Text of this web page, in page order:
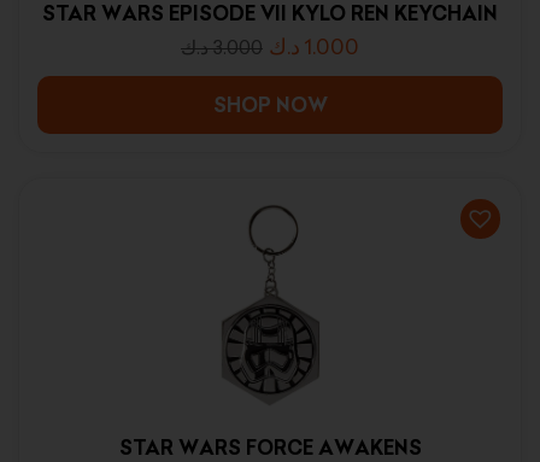
STAR WARS EPISODE VII KYLO REN KEYCHAIN
3.000 د.ك 1.000 د.ك
SHOP NOW
STAR WARS FORCE AWAKENS